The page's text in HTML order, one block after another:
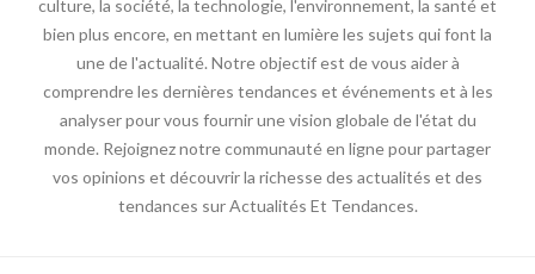
culture, la société, la technologie, l'environnement, la santé et
bien plus encore, en mettant en lumière les sujets qui font la
une de l'actualité. Notre objectif est de vous aider à
comprendre les dernières tendances et événements et à les
analyser pour vous fournir une vision globale de l'état du
monde. Rejoignez notre communauté en ligne pour partager
vos opinions et découvrir la richesse des actualités et des
tendances sur Actualités Et Tendances.